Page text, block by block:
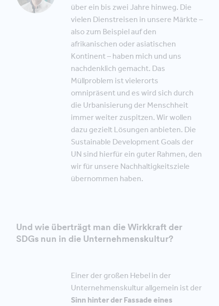
über ein bis zwei Jahre hinweg. Die
vielen Dienstreisen in unsere Märkte –
also zum Beispiel auf den
afrikanischen oder asiatischen
Kontinent – haben mich und uns
nachdenklich gemacht. Das
Müllproblem ist vielerorts
omnipräsent und es wird sich durch
die Urbanisierung der Menschheit
immer weiter zuspitzen. Wir wollen
dazu gezielt Lösungen anbieten. Die
Sustainable Development Goals der
UN sind hierfür ein guter Rahmen, den
wir für unsere Nachhaltigkeitsziele
übernommen haben.
Und wie überträgt man die Wirkkraft der
SDGs nun in die Unternehmenskultur?
Einer der großen Hebel in der
Unternehmenskultur allgemein ist der
Sinn hinter der Fassade eines